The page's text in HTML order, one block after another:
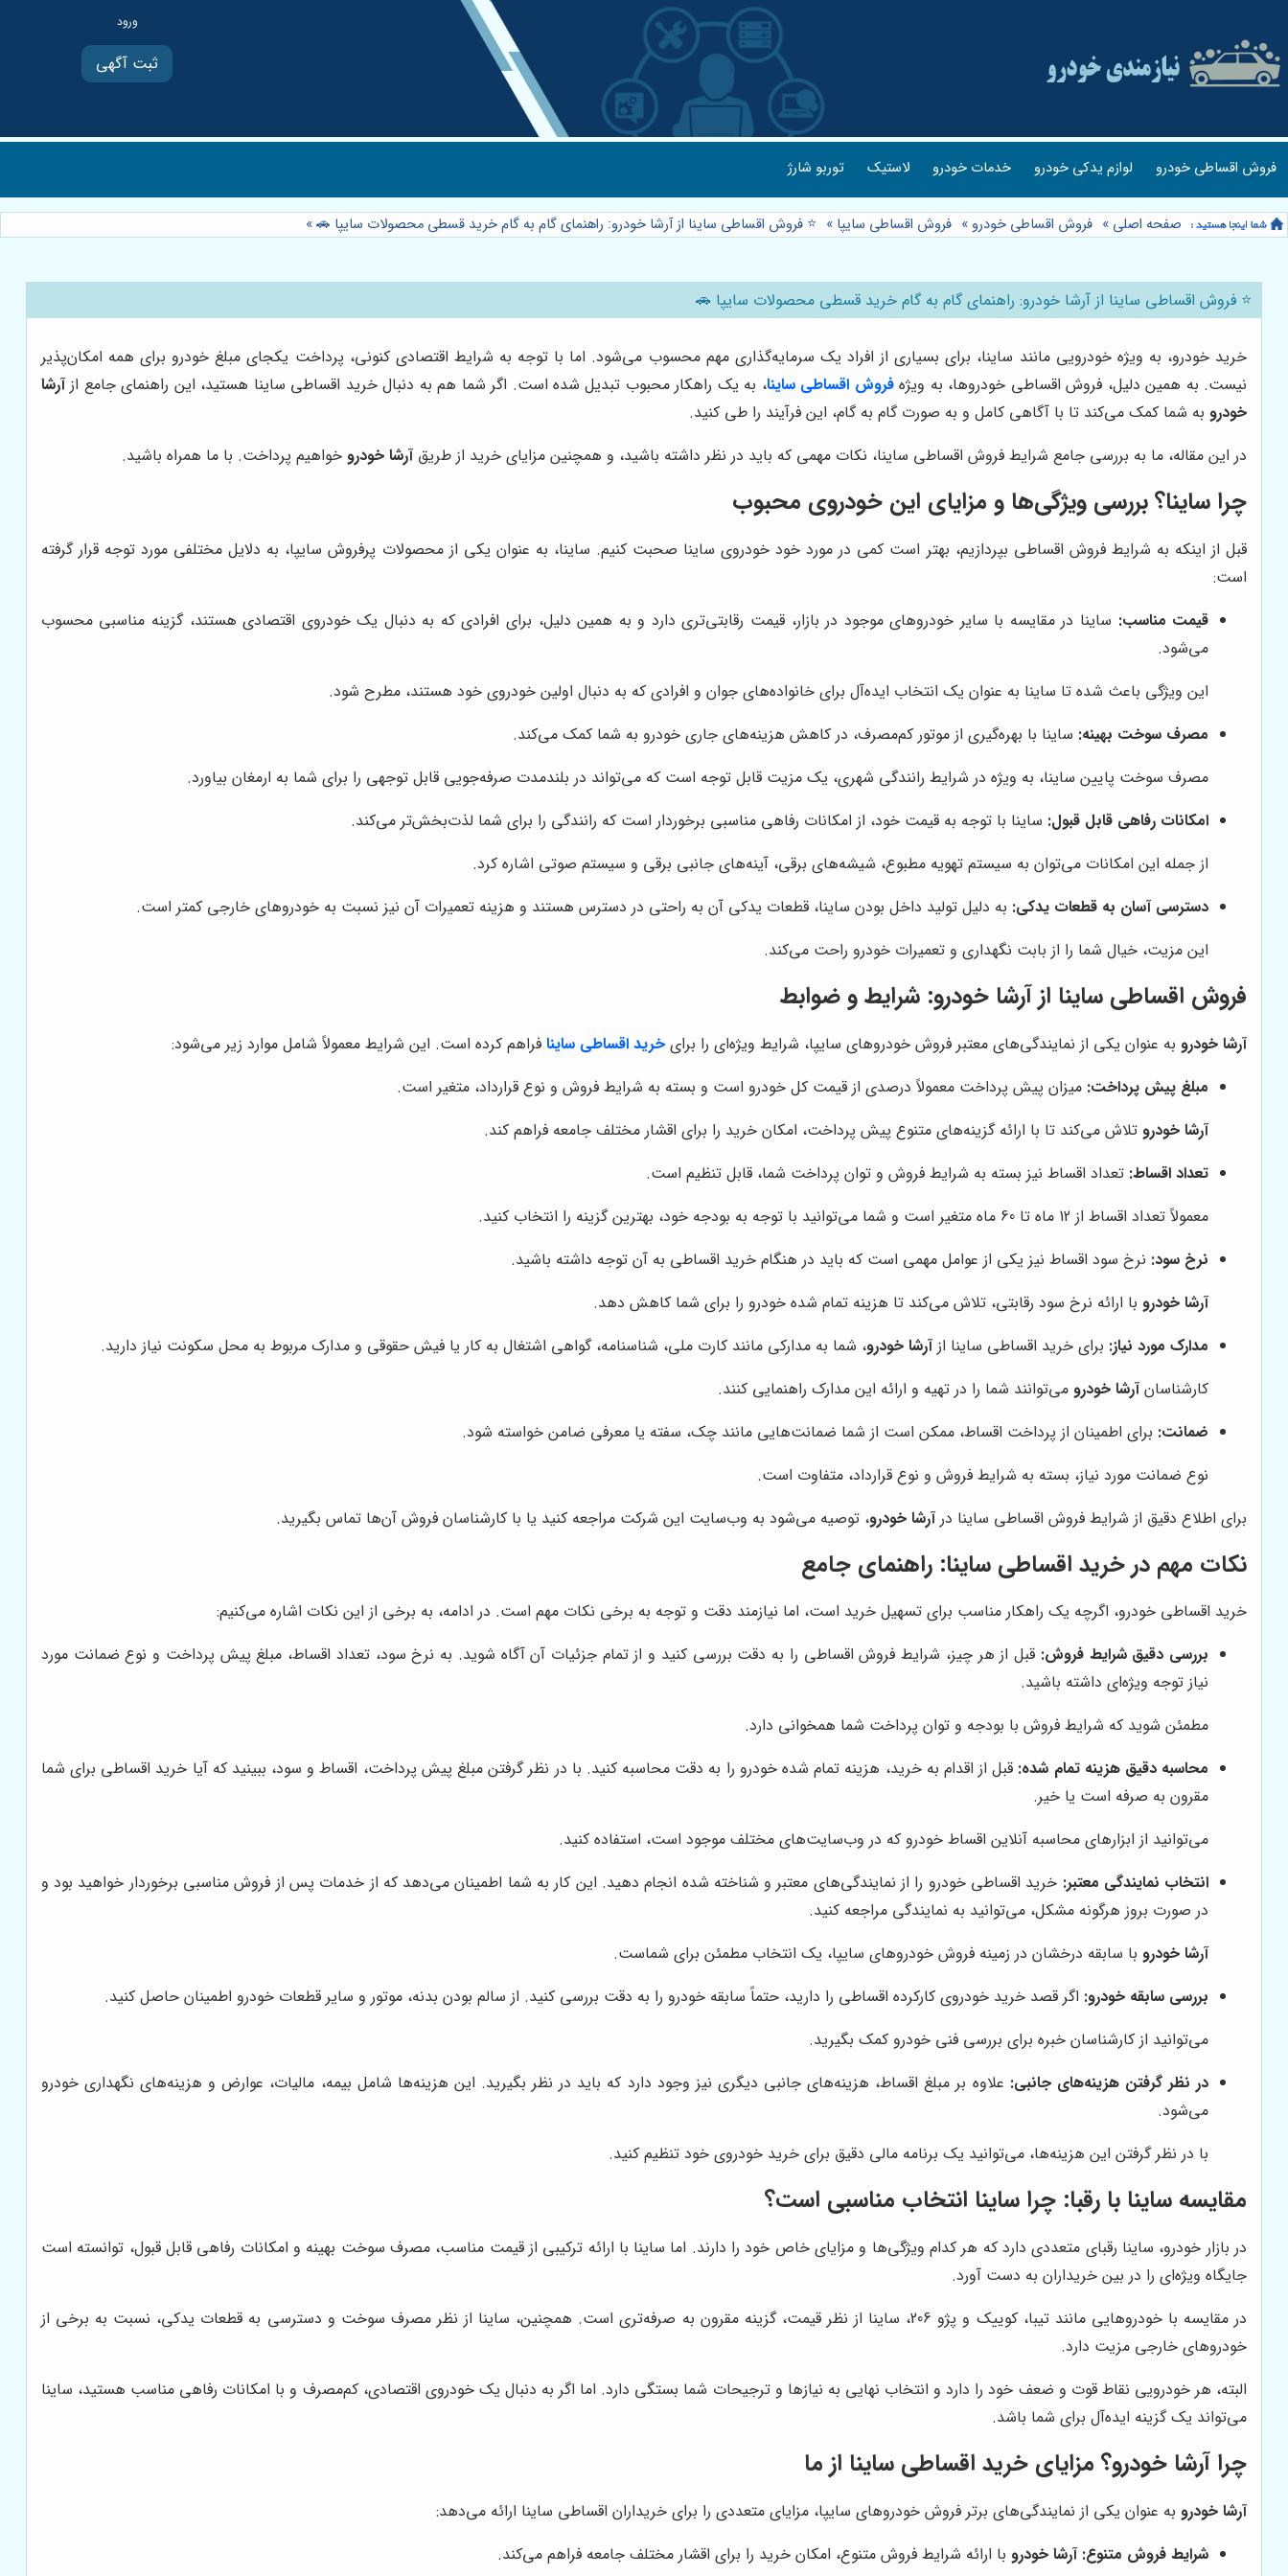
ثبت آگهی
فروش اقساطی خودرو لوازم یدکی خودرو خدمات خودرو لاستیک توربو شارژ
صفحه اصلی » فروش اقساطی خودرو » فروش اقساطی سایپا » ⭐️ فروش اقساطی ساینا از آرشا خودرو: راهنمای گام به گام خرید قسطی محصولات سایپا 🚗»
⭐️ فروش اقساطی ساینا از آرشا خودرو: راهنمای گام به گام خرید قسطی محصولات سایپا 🚗
خرید خودرو، به ویژه خودرویی مانند ساینا، برای بسیاری از افراد یک سرمایه‌گذاری مهم محسوب می‌شود. اما با توجه به شرایط اقتصادی کنونی، پرداخت یکجای مبلغ خودرو برای همه امکان‌پذیر
نیست. به همین دلیل، فروش اقساطی خودروها، به ویژهفروش اقساطی ساینا، به یک راهکار محبوب تبدیل شده است. اگر شما هم به دنبال خرید اقساطی ساینا هستید، این راهنمای جامع ازآرشا
خودروبه شما کمک می‌کند تا با آگاهی کامل و به صورت گام به گام، این فرآیند را طی کنید.
در این مقاله، ما به بررسی جامع شرایط فروش اقساطی ساینا، نکات مهمی که باید در نظر داشته باشید، و همچنین مزایای خرید از طریقآرشا خودروخواهیم پرداخت. با ما همراه باشید.
چرا ساینا؟ بررسی ویژگی‌ها و مزایای این خودروی محبوب
قبل از اینکه به شرایط فروش اقساطی بپردازیم، بهتر است کمی در مورد خود خودروی ساینا صحبت کنیم. ساینا، به عنوان یکی از محصولات پرفروش سایپا، به دلایل مختلفی مورد توجه قرار گرفته
است:
قیمت مناسب: ساینا در مقایسه با سایر خودروهای موجود در بازار، قیمت رقابتی‌تری دارد و به همین دلیل، برای افرادی که به دنبال یک خودروی اقتصادی هستند، گزینه مناسبی محسوب
می‌شود.
این ویژگی باعث شده تا ساینا به عنوان یک انتخاب ایده‌آل برای خانواده‌های جوان و افرادی که به دنبال اولین خودروی خود هستند، مطرح شود.
مصرف سوخت بهینه: ساینا با بهره‌گیری از موتور کم‌مصرف، در کاهش هزینه‌های جاری خودرو به شما کمک می‌کند.
مصرف سوخت پایین ساینا، به ویژه در شرایط رانندگی شهری، یک مزیت قابل توجه است که می‌تواند در بلندمدت صرفه‌جویی قابل توجهی را برای شما به ارمغان بیاورد.
امکانات رفاهی قابل قبول: ساینا با توجه به قیمت خود، از امکانات رفاهی مناسبی برخوردار است که رانندگی را برای شما لذت‌بخش‌تر می‌کند.
از جمله این امکانات می‌توان به سیستم تهویه مطبوع، شیشه‌های برقی، آینه‌های جانبی برقی و سیستم صوتی اشاره کرد.
دسترسی آسان به قطعات یدکی: به دلیل تولید داخل بودن ساینا، قطعات یدکی آن به راحتی در دسترس هستند و هزینه تعمیرات آن نیز نسبت به خودروهای خارجی کمتر است.
این مزیت، خیال شما را از بابت نگهداری و تعمیرات خودرو راحت می‌کند.
فروش اقساطی ساینا ازآرشا خودرو: شرایط و ضوابط
آرشا خودرو به عنوان یکی از نمایندگی‌های معتبر فروش خودروهای سایپا، شرایط ویژه‌ای را برای خرید اقساطی ساینافراهم کرده است. این شرایط معمولاً شامل موارد زیر می‌شود:
مبلغ پیش پرداخت: میزان پیش پرداخت معمولاً درصدی از قیمت کل خودرو است و بسته به شرایط فروش و نوع قرارداد، متغیر است.
آرشا خودرو تلاش می‌کند تا با ارائه گزینه‌های متنوع پیش پرداخت، امکان خرید را برای اقشار مختلف جامعه فراهم کند.
تعداد اقساط: تعداد اقساط نیز بسته به شرایط فروش و توان پرداخت شما، قابل تنظیم است.
معمولاً تعداد اقساط از 12 ماه تا 60 ماه متغیر است و شما می‌توانید با توجه به بودجه خود، بهترین گزینه را انتخاب کنید.
نرخ سود: نرخ سود اقساط نیز یکی از عوامل مهمی است که باید در هنگام خرید اقساطی به آن توجه داشته باشید.
آرشا خودرو با ارائه نرخ سود رقابتی، تلاش می‌کند تا هزینه تمام شده خودرو را برای شما کاهش دهد.
مدارک مورد نیاز: برای خرید اقساطی ساینا ازآرشا خودرو، شما به مدارکی مانند کارت ملی، شناسنامه، گواهی اشتغال به کار یا فیش حقوقی و مدارک مربوط به محل سکونت نیاز دارید.
کارشناسانآرشا خودرو می‌توانند شما را در تهیه و ارائه این مدارک راهنمایی کنند.
ضمانت: برای اطمینان از پرداخت اقساط، ممکن است از شما ضمانت‌هایی مانند چک، سفته یا معرفی ضامن خواسته شود.
نوع ضمانت مورد نیاز، بسته به شرایط فروش و نوع قرارداد، متفاوت است.
برای اطلاع دقیق از شرایط فروش اقساطی ساینا درآرشا خودرو، توصیه می‌شود به وب‌سایت این شرکت مراجعه کنید یا با کارشناسان فروش آن‌ها تماس بگیرید.
نکات مهم در خرید اقساطی ساینا: راهنمای جامع
خرید اقساطی خودرو، اگرچه یک راهکار مناسب برای تسهیل خرید است، اما نیازمند دقت و توجه به برخی نکات مهم است. در ادامه، به برخی از این نکات اشاره می‌کنیم:
بررسی دقیق شرایط فروش: قبل از هر چیز، شرایط فروش اقساطی را به دقت بررسی کنید و از تمام جزئیات آن آگاه شوید. به نرخ سود، تعداد اقساط، مبلغ پیش پرداخت و نوع ضمانت مورد
نیاز توجه ویژه‌ای داشته باشید.
مطمئن شوید که شرایط فروش با بودجه و توان پرداخت شما همخوانی دارد.
محاسبه دقیق هزینه تمام شده: قبل از اقدام به خرید، هزینه تمام شده خودرو را به دقت محاسبه کنید. با در نظر گرفتن مبلغ پیش پرداخت، اقساط و سود، ببینید که آیا خرید اقساطی برای شما
مقرون به صرفه است یا خیر.
می‌توانید از ابزارهای محاسبه آنلاین اقساط خودرو که در وب‌سایت‌های مختلف موجود است، استفاده کنید.
انتخاب نمایندگی معتبر: خرید اقساطی خودرو را از نمایندگی‌های معتبر و شناخته شده انجام دهید. این کار به شما اطمینان می‌دهد که از خدمات پس از فروش مناسبی برخوردار خواهید بود و
در صورت بروز هرگونه مشکل، می‌توانید به نمایندگی مراجعه کنید.
آرشا خودروبا سابقه درخشان در زمینه فروش خودروهای سایپا، یک انتخاب مطمئن برای شماست.
بررسی سابقه خودرو: اگر قصد خرید خودروی کارکرده اقساطی را دارید، حتماً سابقه خودرو را به دقت بررسی کنید. از سالم بودن بدنه، موتور و سایر قطعات خودرو اطمینان حاصل کنید.
می‌توانید از کارشناسان خبره برای بررسی فنی خودرو کمک بگیرید.
در نظر گرفتن هزینه‌های جانبی: علاوه بر مبلغ اقساط، هزینه‌های جانبی دیگری نیز وجود دارد که باید در نظر بگیرید. این هزینه‌ها شامل بیمه، مالیات، عوارض و هزینه‌های نگهداری خودرو
می‌شود.
با در نظر گرفتن این هزینه‌ها، می‌توانید یک برنامه مالی دقیق برای خرید خودروی خود تنظیم کنید.
مقایسه ساینا با رقبا: چرا ساینا انتخاب مناسبی است؟
در بازار خودرو، ساینا رقبای متعددی دارد که هر کدام ویژگی‌ها و مزایای خاص خود را دارند. اما ساینا با ارائه ترکیبی از قیمت مناسب، مصرف سوخت بهینه و امکانات رفاهی قابل قبول، توانسته است
جایگاه ویژه‌ای را در بین خریداران به دست آورد.
در مقایسه با خودروهایی مانند تیبا، کوییک و پژو 206، ساینا از نظر قیمت، گزینه مقرون به صرفه‌تری است. همچنین، ساینا از نظر مصرف سوخت و دسترسی به قطعات یدکی، نسبت به برخی از
خودروهای خارجی مزیت دارد.
البته، هر خودرویی نقاط قوت و ضعف خود را دارد و انتخاب نهایی به نیازها و ترجیحات شما بستگی دارد. اما اگر به دنبال یک خودروی اقتصادی، کم‌مصرف و با امکانات رفاهی مناسب هستید، ساینا
می‌تواند یک گزینه ایده‌آل برای شما باشد.
چرا آرشا خودرو؟ مزایای خرید اقساطی ساینا از ما
آرشا خودروبه عنوان یکی از نمایندگی‌های برتر فروش خودروهای سایپا، مزایای متعددی را برای خریداران اقساطی ساینا ارائه می‌دهد:
شرایط فروش متنوع: آرشا خودروبا ارائه شرایط فروش متنوع، امکان خرید را برای اقشار مختلف جامعه فراهم می‌کند.